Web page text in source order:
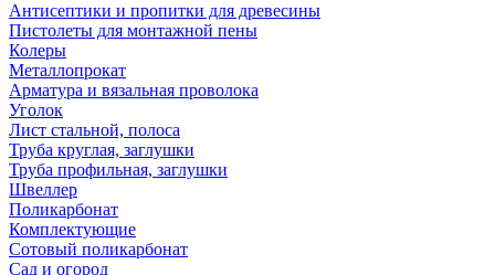
Антисептики и пропитки для древесины
Пистолеты для монтажной пены
Колеры
Металлопрокат
Арматура и вязальная проволока
Уголок
Лист стальной, полоса
Труба круглая, заглушки
Труба профильная, заглушки
Швеллер
Поликарбонат
Комплектующие
Сотовый поликарбонат
Сад и огород